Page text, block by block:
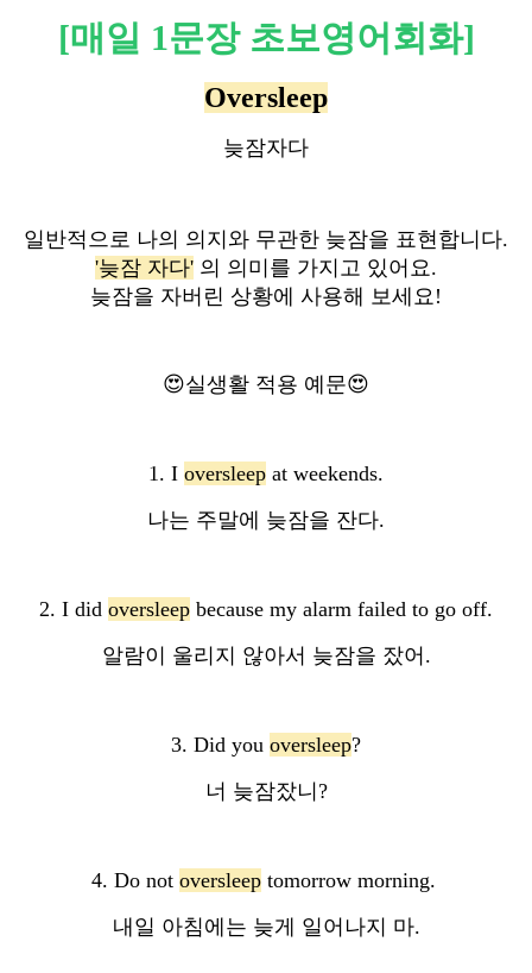
[매일 1문장 초보영어회화]
Oversleep
늦잠자다
일반적으로 나의 의지와 무관한 늦잠을 표현합니다.
'늦잠 자다' 의 의미를 가지고 있어요.
늦잠을 자버린 상황에 사용해 보세요!
😍실생활 적용 예문😍
1. I oversleep at weekends.
나는 주말에 늦잠을 잔다.
2. I did oversleep because my alarm failed to go off.
알람이 울리지 않아서 늦잠을 잤어.
3. Did you oversleep?
너 늦잠잤니?
4. Do not oversleeptomorrow morning.
내일 아침에는 늦게 일어나지 마.